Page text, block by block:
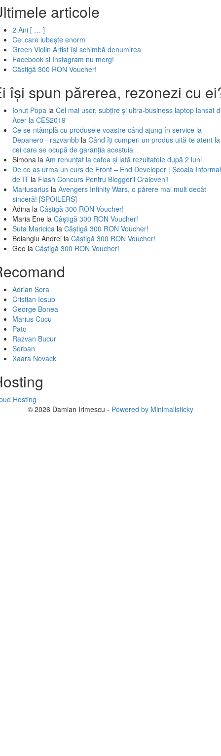
articole
2 Ani [ … ]
Cel care iubește enorm
Green Violin Artist își schimbă denumirea
Facebook și Instagram nu merg!
Câștigă 300 RON Voucher!
își spun părerea, rezonezi cu
Ionut Popa la Cel mai ușor, subțire și ultra-business laptop lansat
Acer la CES2019
Ce se-ntâmplă cu produsele voastre când ajung în service la
Depanero - razvanbb la Când îți cumperi un produs uită-te atent la
cei care se ocupă de garanția acestuia
Simona la Am renunțat la cafea și iată rezultatele după 2 luni
De ce aș urma un curs de Front – End Developer | Școala
de IT la Flash Concurs Pentru Bloggerii Craioveni!
Mariusarius la Avengers Infinity Wars, o părere mai mult decât
sinceră! [SPOILERS]
Adina la Câștigă 300 RON Voucher!
Maria Ene la Câștigă 300 RON Voucher!
Suta Maricica la Câștigă 300 RON Voucher!
Boiangiu Andrei la Câștigă 300 RON Voucher!
Geo la Câștigă 300 RON Voucher!
Adrian Sora
Cristian Iosub
George Bonea
Marius Cucu
Pato
Razvan Bucur
Serban
Xaara Novack
Hosting
© 2026 Damian Irimescu - Powered by Minimalisticky